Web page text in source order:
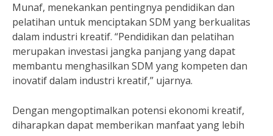
Munaf, menekankan pentingnya pendidikan dan
pelatihan untuk menciptakan SDM yang berkualitas
dalam industri kreatif. “Pendidikan dan pelatihan
merupakan investasi jangka panjang yang dapat
membantu menghasilkan SDM yang kompeten dan
inovatif dalam industri kreatif,” ujarnya.
Dengan mengoptimalkan potensi ekonomi kreatif,
diharapkan dapat memberikan manfaat yang lebih